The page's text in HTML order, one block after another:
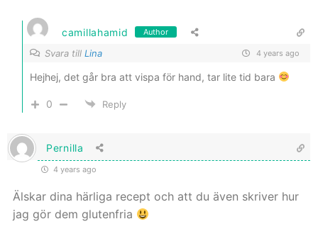
camillahamid Author
Svara till Lina 4 years ago
Hejhej, det går bra att vispa för hand, tar lite tid bara
0 Reply
Pernilla
4 years ago
Älskar dina härliga recept och att du även skriver hur
jag gör dem glutenfria